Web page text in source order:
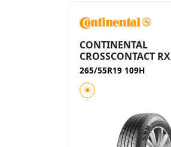
CONTINENTAL
CROSSCONTACT RX
265/55R19 109H